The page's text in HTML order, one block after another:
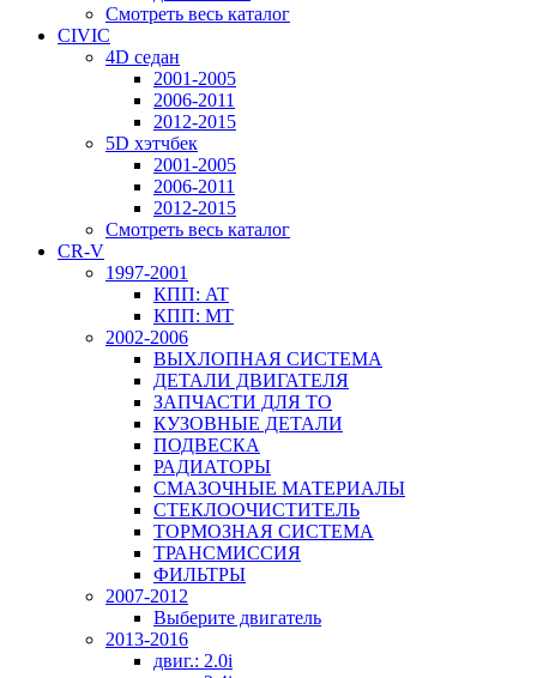
Смотреть весь каталог
CIVIC
4D седан
2001-2005
2006-2011
2012-2015
5D хэтчбек
2001-2005
2006-2011
2012-2015
Смотреть весь каталог
CR-V
1997-2001
КПП: AT
КПП: MT
2002-2006
ВЫХЛОПНАЯ СИСТЕМА
ДЕТАЛИ ДВИГАТЕЛЯ
ЗАПЧАСТИ ДЛЯ ТО
КУЗОВНЫЕ ДЕТАЛИ
ПОДВЕСКА
РАДИАТОРЫ
СМАЗОЧНЫЕ МАТЕРИАЛЫ
СТЕКЛООЧИСТИТЕЛЬ
ТОРМОЗНАЯ СИСТЕМА
ТРАНСМИССИЯ
ФИЛЬТРЫ
2007-2012
Выберите двигатель
2013-2016
двиг.: 2.0i